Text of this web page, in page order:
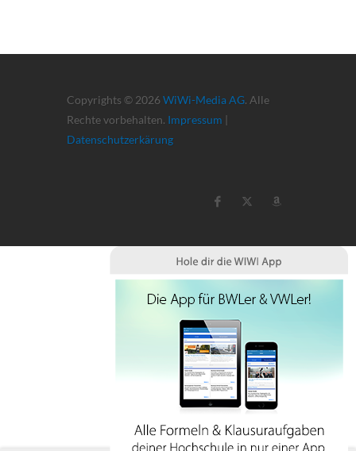
Copyrights © 2026 WiWi-Media AG. Alle
Rechte vorbehalten. Impressum |
Datenschutzerkärung